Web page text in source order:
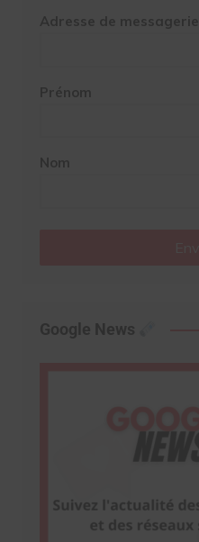
Adresse de messagerie
Prénom
Nom
Google News